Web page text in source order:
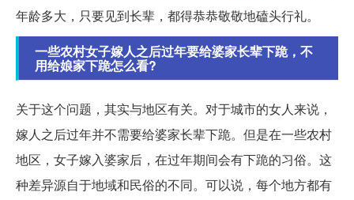
年龄多大，只要见到长辈，都得恭恭敬敬地磕头行礼。
一些农村女子嫁人之后过年要给婆家长辈下跪，不
用给娘家下跪怎么看?
关于这个问题，其实与地区有关。对于城市的女人来说，
嫁人之后过年并不需要给婆家长辈下跪。但是在一些农村
地区，女子嫁入婆家后，在过年期间会有下跪的习俗。这
种差异源自于地域和民俗的不同。可以说，每个地方都有